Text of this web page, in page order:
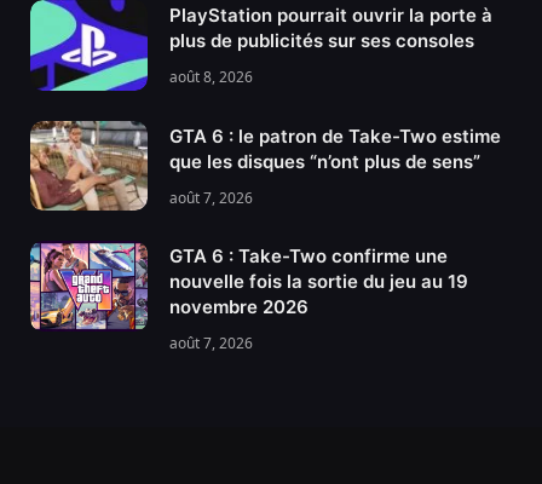
PlayStation pourrait ouvrir la porte à
plus de publicités sur ses consoles
août 8, 2026
GTA 6 : le patron de Take-Two estime
que les disques “n’ont plus de sens”
août 7, 2026
GTA 6 : Take-Two confirme une
nouvelle fois la sortie du jeu au 19
novembre 2026
août 7, 2026